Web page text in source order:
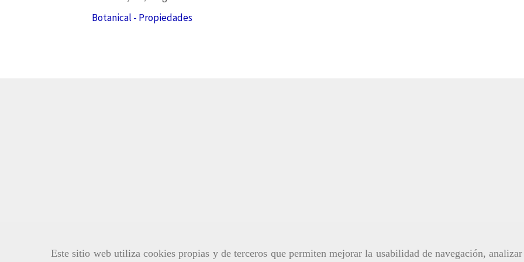
Este sitio web utiliza cookies propias y de terceros que permiten mejorar la usabilidad de navegación,
Botanical - Propiedades